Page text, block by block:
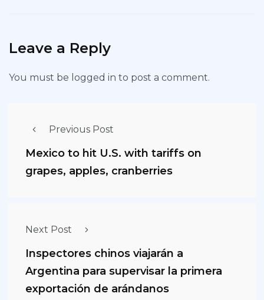
Leave a Reply
You must be logged in to post a comment.
Previous Post
Mexico to hit U.S. with tariffs on
grapes, apples, cranberries
Next Post
Inspectores chinos viajarán a
Argentina para supervisar la primera
exportación de arándanos